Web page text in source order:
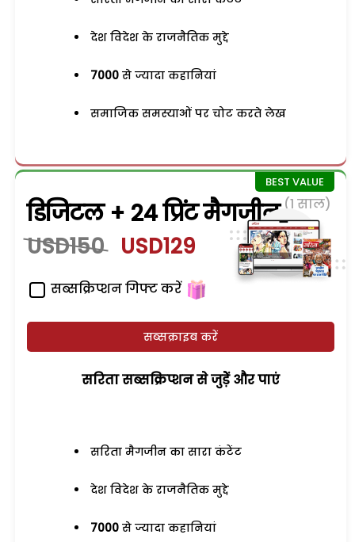
देश विदेश के राजनैतिक मुद्दे
7000 से ज्यादा कहानियां
समाजिक समस्याओं पर चोट करते लेख
डिजिटल + 24 प्रिंट मैगजीन (1 साल)
USD150 USD129
सब्सक्रिप्शन गिफ्ट करें
सब्सक्राइब करें
सरिता सब्सक्रिप्शन से जुड़ेें और पाएं
सरिता मैगजीन का सारा कंटेंट
देश विदेश के राजनैतिक मुद्दे
7000 से ज्यादा कहानियां